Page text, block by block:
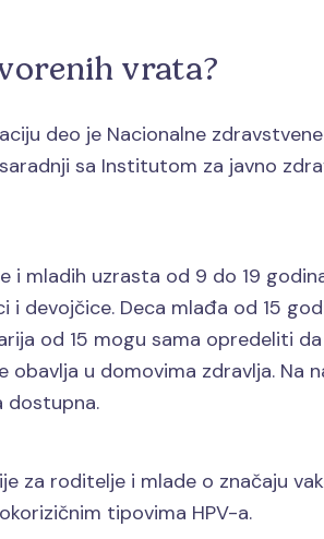
vrata?
deo je Nacionalne
sa Institutom za javno
i mladih uzrasta od 9 do 19
i devojčice. Deca mlađa od 15
od 15 mogu sama opredeliti
obavlja u domovima zdravlja. Na
dostupna.
za roditelje i mlade o značaju
tipovima HPV-a.